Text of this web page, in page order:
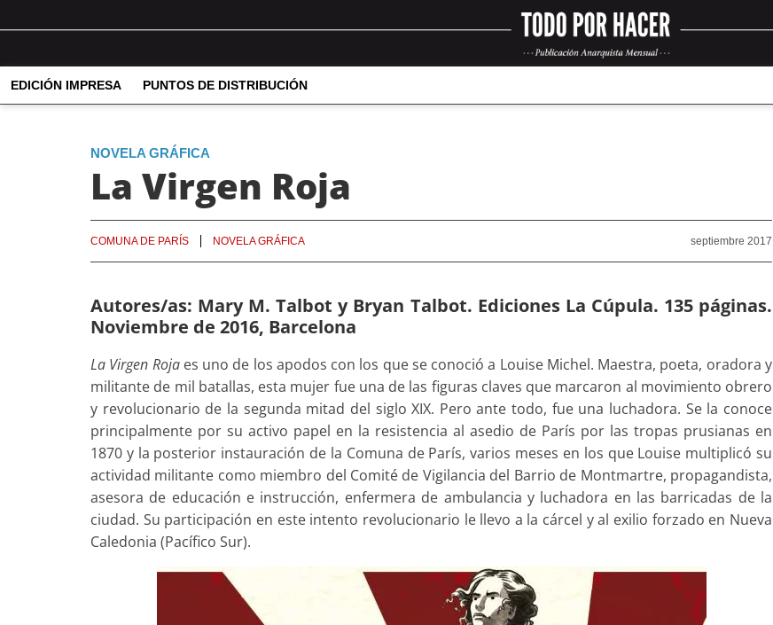
EDICIÓN IMPRESA PUNTOS DE DISTRIBUCIÓN
NOVELA GRÁFICA
La Virgen Roja
septiembre 2017
COMUNA DE PARÍS NOVELA GRÁFICA
Autores/as: Mary M. Talbot y Bryan Talbot. Ediciones La Cúpula. 135 páginas.
Noviembre de 2016, Barcelona
La Virgen Rojaes uno de los apodos con los que se conoció a Louise Michel. Maestra, poeta, oradora y
militante de mil batallas, esta mujer fue una de las figuras claves que marcaron al movimiento obrero
y revolucionario de la segunda mitad del siglo XIX. Pero ante todo, fue una luchadora. Se la conoce
principalmente por su activo papel en la resistencia al asedio de París por las tropas prusianas en
1870 y la posterior instauración de la Comuna de París, varios meses en los que Louise multiplicó su
actividad militante como miembro del Comité de Vigilancia del Barrio de Montmartre, propagandista,
asesora de educación e instrucción, enfermera de ambulancia y luchadora en las barricadas de la
ciudad. Su participación en este intento revolucionario le llevo a la cárcel y al exilio forzado en Nueva
Caledonia (Pacífico Sur).